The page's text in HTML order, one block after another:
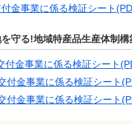
金事業に係る検証シート
守る!地域特産品生産体制
付金事業に係る検証シート
付金事業に係る検証シート
付金事業に係る検証シート